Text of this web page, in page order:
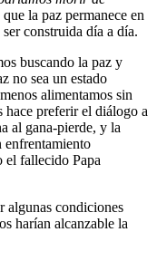
que la paz permanece en
construida día a día.
buscando la paz y
no sea un estado
alimentamos sin
hace preferir el diálogo a
al gana-pierde, y la
enfrentamiento
el fallecido Papa
algunas condiciones
harían alcanzable la